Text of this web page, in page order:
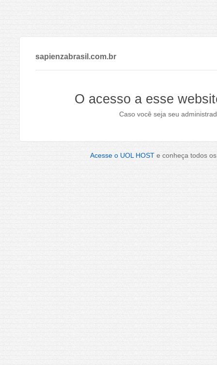
sapienzabrasil.com.br
O acesso a esse
Caso você seja seu
Acesse o UOL HOST e conheça todos